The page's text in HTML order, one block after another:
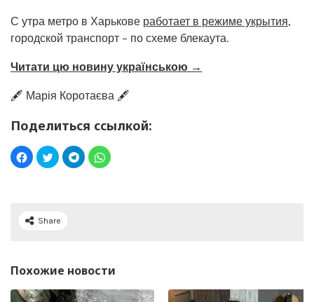
С утра метро в Харькове работает в режиме укрытия,
городской транспорт – по схеме блекаута.
Читати цю новину українською →
🖋️ Марія Коротаєва 🖋️
Поделиться ссылкой:
Share
Похожие новости